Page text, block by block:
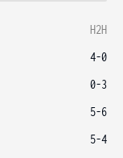
H2H
4-0
0-3
5-6
5-4